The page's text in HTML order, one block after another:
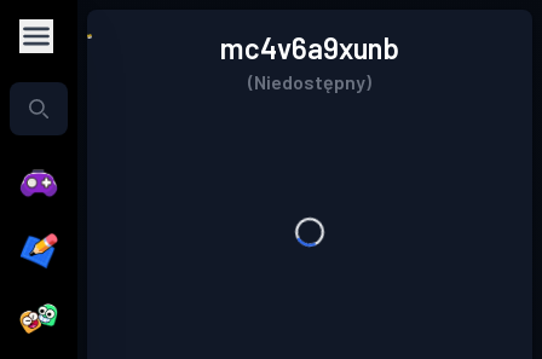
mc4v6a9xunb
(Niedostępny)